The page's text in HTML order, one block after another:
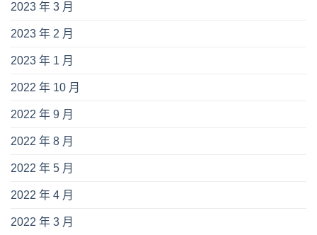
2023 年 3 月
2023 年 2 月
2023 年 1 月
2022 年 10 月
2022 年 9 月
2022 年 8 月
2022 年 5 月
2022 年 4 月
2022 年 3 月